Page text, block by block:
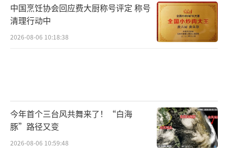
中国烹饪协会回应费大厨称号评定 称号
清理行动中
2026-08-06 10:18:38
今年首个三台风共舞来了！“白海
豚”路径又变
2026-08-06 10:59:48